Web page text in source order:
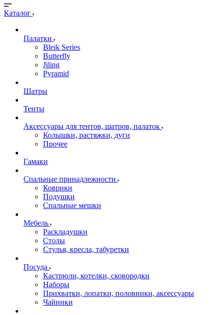
Каталог
Палатки
Bleik Series
Butterfly
Jiling
Pyramid
Шатры
Тенты
Аксессуары для тентов, шатров, палаток
Колышки, растяжки, дуги
Прочее
Гамаки
Спальные принадлежности
Коврики
Подушки
Спальные мешки
Мебель
Раскладушки
Столы
Стулья, кресла, табуретки
Посуда
Кастрюли, котелки, сковородки
Наборы
Прихватки, лопатки, половники, аксессуары
Чайники